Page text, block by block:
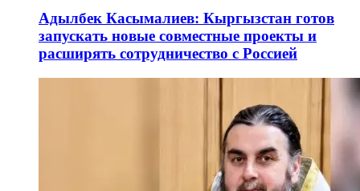
Адылбек Касымалиев: Кыргызстан готов
запускать новые совместные проекты и
расширять сотрудничество с Россией